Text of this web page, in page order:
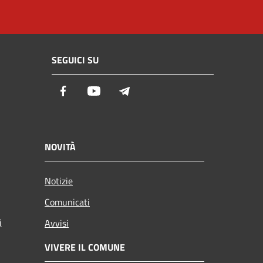
SEGUICI SU
Facebook Youtube
NOVITÀ
Notizie
Comunicati
Avvisi
VIVERE IL COMUNE